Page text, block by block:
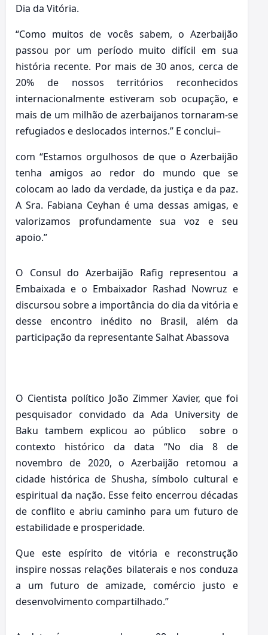
Dia da Vitória.
“Como muitos de vocês sabem, o Azerbaijão
passou por um período muito difícil em sua
história recente. Por mais de 30 anos, cerca de
20% de nossos territórios reconhecidos
internacionalmente estiveram sob ocupação, e
mais de um milhão de azerbaijanos tornaram-se
refugiados e deslocados internos.” E conclui–
com “Estamos orgulhosos de que o Azerbaijão
tenha amigos ao redor do mundo que se
colocam ao lado da verdade, da justiça e da paz.
A Sra. Fabiana Ceyhan é uma dessas amigas, e
valorizamos profundamente sua voz e seu
apoio.”
O Consul do Azerbaijão Rafig representou a
Embaixada e o Embaixador Rashad Nowruz e
discursou sobre a importância do dia da vitória e
desse encontro inédito no Brasil, além da
participação da representante Salhat Abassova
O Cientista político João Zimmer Xavier, que foi
pesquisador convidado da Ada University de
Baku tambem explicou ao público sobre o
contexto histórico da data “No dia 8 de
novembro de 2020, o Azerbaijão retomou a
cidade histórica de Shusha, símbolo cultural e
espiritual da nação. Esse feito encerrou décadas
de conflito e abriu caminho para um futuro de
estabilidade e prosperidade.
Que este espírito de vitória e reconstrução
inspire nossas relações bilaterais e nos conduza
a um futuro de amizade, comércio justo e
desenvolvimento compartilhado.”